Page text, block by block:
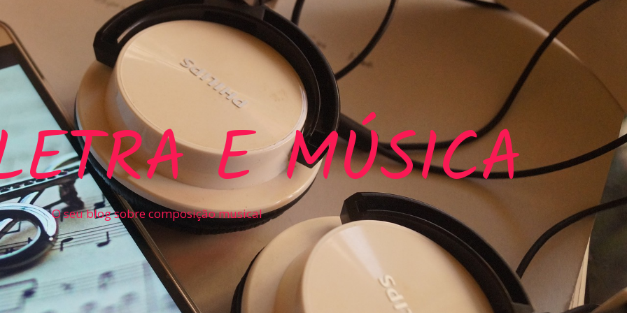
E MÚSICA
O seu blog sobre composição musical